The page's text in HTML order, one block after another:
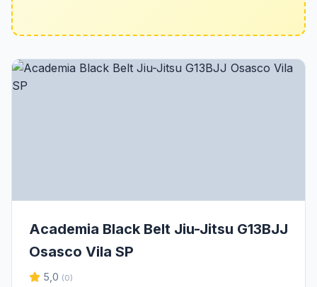
Academia Black Belt Jiu-Jitsu G13BJJ
Osasco Vila SP
5,0 (0)